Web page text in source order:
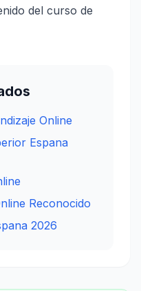
del curso de
Online
Espana
Reconocido
2026